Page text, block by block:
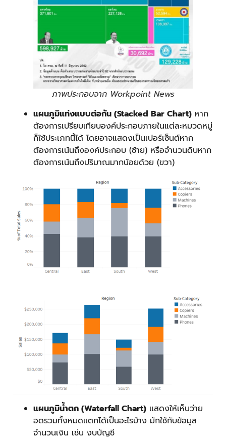
ภาพประกอบจาก Workpoint News
แผนภูมิแท่งแบบต่อกัน (Stacked Bar Chart) หาก
ต้องการเปรียบเทียบองค์ประกอบภายในแต่ละหมวดหมู่
ก็ใช้ประเภทนี้ได้ โดยอาจแสดงเป็นเปอร์เซ็นต์หาก
ต้องการเน้นถึงองค์ประกอบ (ซ้าย) หรือจำนวนดิบหาก
ต้องการเน้นถึงปริมาณมากน้อยด้วย (ขวา)
แผนภูมิน้ำตก (Waterfall Chart) แสดงให้เห็นว่าย
อดรวมทั้งหมดแตกได้เป็นอะไรบ้าง มักใช้กับข้อมูล
จำนวนเงิน เช่น งบบัญชี